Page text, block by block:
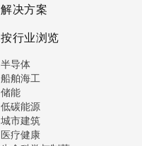
解决方案
按行业浏览
半导体
船舶海工
储能
低碳能源
城市建筑
医疗健康